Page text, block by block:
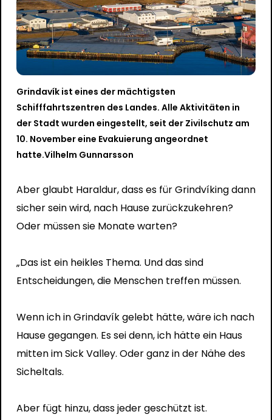
Grindavík ist eines der mächtigsten
Schifffahrtszentren des Landes. Alle Aktivitäten in
der Stadt wurden eingestellt, seit der Zivilschutz am
10. November eine Evakuierung angeordnet
hatte.Vilhelm Gunnarsson
Aber glaubt Haraldur, dass es für Grindvíking dann
sicher sein wird, nach Hause zurückzukehren?
Oder müssen sie Monate warten?
„Das ist ein heikles Thema. Und das sind
Entscheidungen, die Menschen treffen müssen.
Wenn ich in Grindavík gelebt hätte, wäre ich nach
Hause gegangen. Es sei denn, ich hätte ein Haus
mitten im Sick Valley. Oder ganz in der Nähe des
Sicheltals.
Aber fügt hinzu, dass jeder geschützt ist.